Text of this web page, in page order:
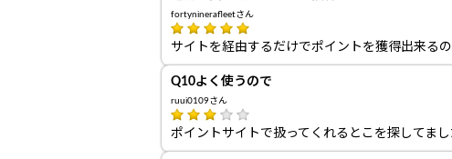
fortyninerafleetさん
サイトを経由するだけでポイントを獲得出来るの
Q10よく使うので
ruui0109さん
ポイントサイトで扱ってくれるとこを探してまし